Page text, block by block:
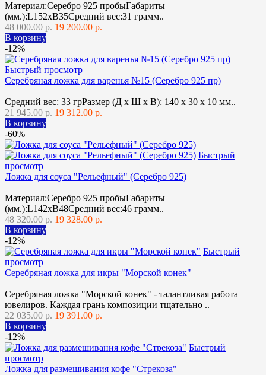
Материал:Серебро 925 пробыГабариты
(мм.):L152хВ35Средний вес:31 грамм..
48 000.00 р. 19 200.00 р.
В корзину
-12%
Быстрый просмотр
Серебряная ложка для варенья №15 (Серебро 925 пр)
Средний вес: 33 грРазмер (Д х Ш х В): 140 x 30 x 10 мм..
21 945.00 р. 19 312.00 р.
В корзину
-60%
Быстрый
просмотр
Ложка для соуса "Рельефный" (Серебро 925)
Материал:Серебро 925 пробыГабариты
(мм.):L142хВ48Средний вес:46 грамм..
48 320.00 р. 19 328.00 р.
В корзину
-12%
Быстрый
просмотр
Серебряная ложка для икры "Морской конек"
Серебряная ложка "Морской конек" - талантливая работа
ювелиров. Каждая грань композиции тщательно ..
22 035.00 р. 19 391.00 р.
В корзину
-12%
Быстрый
просмотр
Ложка для размешивания кофе "Стрекоза"